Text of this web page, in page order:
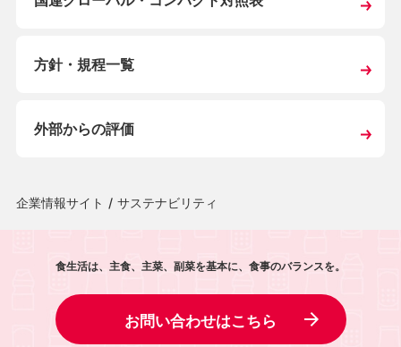
方針・規程一覧
外部からの評価
企業情報サイト / サステナビリティ
食生活は、主食、主菜、副菜を基本に、食事のバランスを。
お問い合わせはこちら